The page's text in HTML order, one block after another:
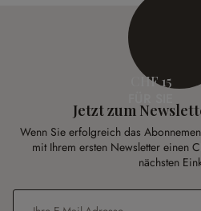
CHF 15
Jetzt zum
Wenn Sie erfolgreich das
mit Ihrem ersten Newsletter einen
nächsten
E-Mail-Adresse*